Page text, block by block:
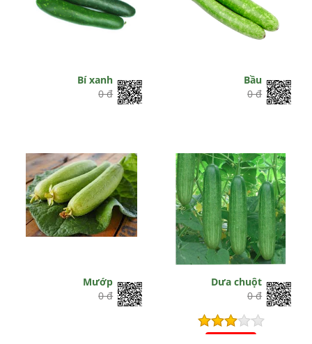
Bí xanh
0 đ
Bầu
0 đ
Mướp
0 đ
Dưa chuột
0 đ